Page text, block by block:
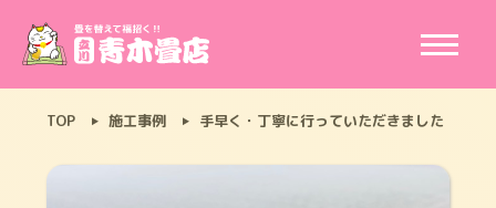
TOP 施工事例 手早く・丁寧に行っていただきました 東京